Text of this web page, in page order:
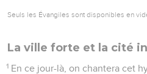
Seuls les Évangiles sont disponibles en
La ville forte et la cité
1 En ce jour-là, on chantera cet